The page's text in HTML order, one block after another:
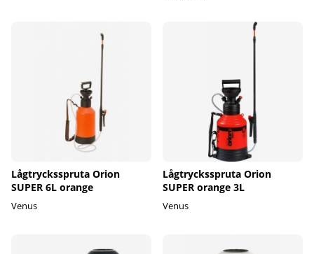
Lågtrycksspruta Orion
SUPER 6L orange
Venus
Lågtrycksspruta Orion
SUPER orange 3L
Venus